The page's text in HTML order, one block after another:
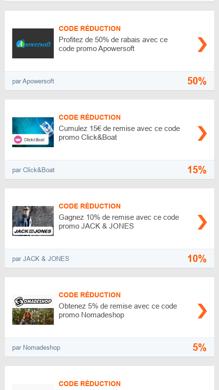
CODE RÉDUCTION
Profitez de 50% de rabais avec ce
code promo Apowersoft
par Apowersoft 50%
CODE RÉDUCTION
Cumulez 15€ de remise avec ce code
promo Click&Boat
par Click&Boat 15%
CODE RÉDUCTION
Gagnez 10% de remise avec ce code
promo JACK & JONES
par JACK & JONES 10%
CODE RÉDUCTION
Obtenez 5% de remise avec ce code
promo Nomadeshop
par Nomadeshop 5%
CODE RÉDUCTION